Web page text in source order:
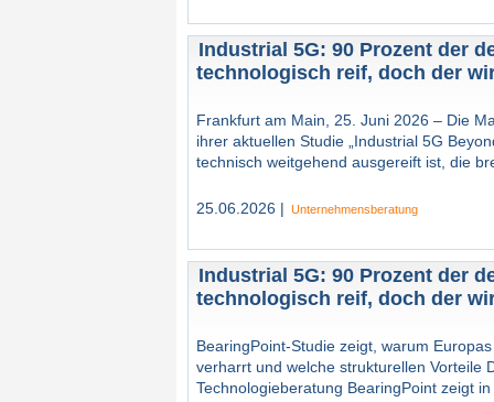
Industrial 5G: 90 Prozent der
technologisch reif, doch der
Frankfurt am Main, 25. Juni 2026 – Die
ihrer aktuellen Studie „Industrial 5G
technisch weitgehend ausgereift ist, die
25.06.2026 | Unternehmensberatung
Industrial 5G: 90 Prozent der
technologisch reif, doch der
BearingPoint-Studie zeigt, warum
verharrt und welche strukturellen Vorteile
Technologieberatung BearingPoint zeigt